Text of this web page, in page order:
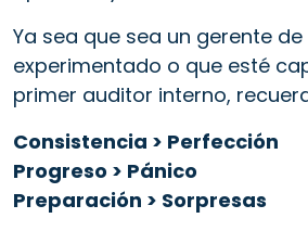
Ya sea que sea un gerente
experimentado o que esté
primer auditor interno,
Consistencia > Perfección
Progreso > Pánico
Preparación > Sorpresas